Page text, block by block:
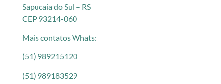
Sapucaia do Sul – RS
CEP 93214-060
Mais contatos Whats:
(51) 989215120
(51) 989183529